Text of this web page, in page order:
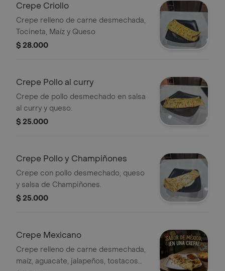
Crepe Criollo
Crepe relleno de carne desmechada,
Tocineta, Maíz y Queso
$ 28.000
Crepe Pollo al curry
Crepe de pollo desmechado en salsa
al curry y queso.
$ 25.000
Crepe Pollo y Champiñones
Crepe con pollo desmechado, queso
y salsa de Champiñones.
$ 25.000
Crepe Mexicano
Crepe relleno de carne desmechada,
maíz, aguacate, jalapeños, tostacos